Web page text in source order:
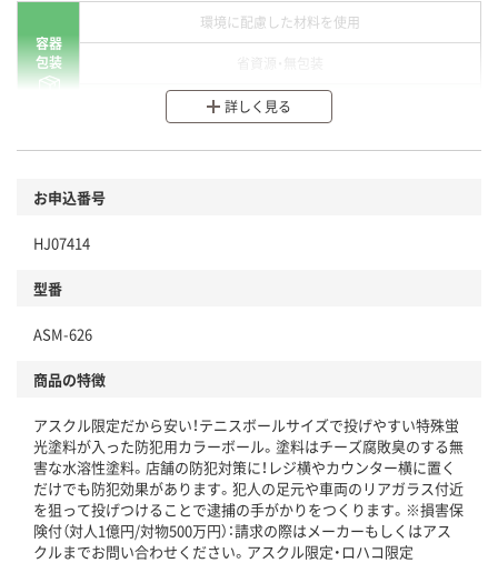
容器
包装
環境に配慮した材料を使用
分別・リサイクルしやすい設計
本体
仕組
この商品の環境配慮ポイントです。下記商品詳細「
アスクル商品環境スコア詳細／加点項目
」で確認できます。
詳しく見る
お申込番号
HJ07414
型番
ASM-626
商品の特徴
アスクル限定だから安い！テニスボールサイズで投げやすい特殊蛍
光塗料が入った防犯用カラーボール。塗料はチーズ腐敗臭のする無
害な水溶性塗料。店舗の防犯対策に！レジ横やカウンター横に置く
だけでも防犯効果があります。犯人の足元や車両のリアガラス付近
を狙って投げつけることで逮捕の手がかりをつくります。※損害保
険付（対人1億円/対物500万円）：請求の際はメーカーもしくはアス
クルまでお問い合わせください。アスクル限定・ロハコ限定